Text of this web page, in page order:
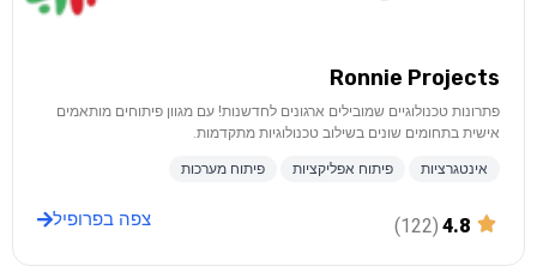
Ronnie Projects
פתרונות טכנולוגיים שמובילים ארגונים לחדשנות! עם מגוון פיתוחים מותאמים
אישית בתחומים שונים בשילוב טכנולוגיות מתקדמות.
אינטגרציות פיתוח אפליקציות פיתוח מערכות
4.8
(122) צפה בפרופיל